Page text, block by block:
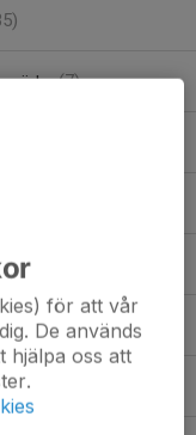
(7)
Alingsås IF Fotboll - Årsmöteshandlingar senaste året (8)
(4)
för att vår
De används
hjälpa oss att